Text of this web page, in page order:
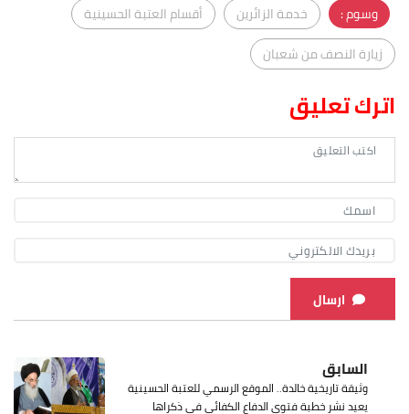
وسوم :
خدمة الزائرين
أقسام العتبة الحسينية
زيارة النصف من شعبان
اترك تعليق
ارسال
السابق
وثيقة تاريخية خالدة.. الموقع الرسمي للعتبة الحسينية
يعيد نشر خطبة فتوى الدفاع الكفائي في ذكراها